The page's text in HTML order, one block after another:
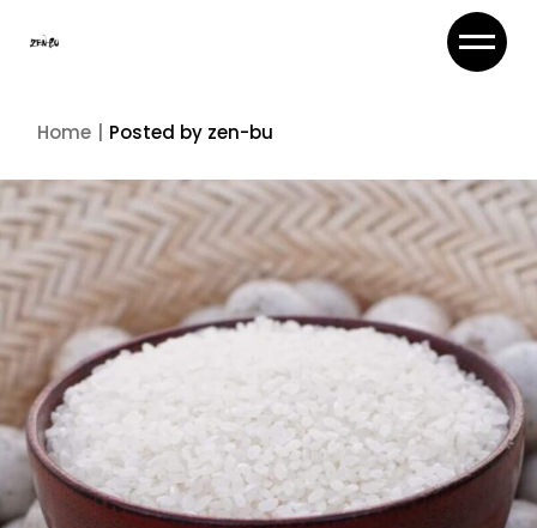
Home Posted by zen-bu